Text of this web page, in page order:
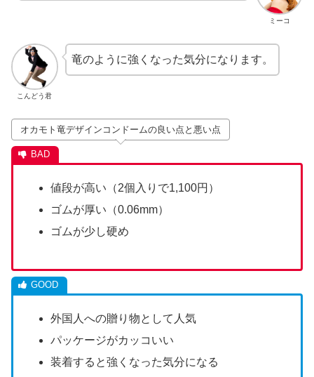
ミーコ
こんどう君
竜のように強くなった気分になります。
オカモト竜デザインコンドームの良い点と悪い点
値段が高い（2個入りで1,100円）
ゴムが厚い（0.06mm）
ゴムが少し硬め
外国人への贈り物として人気
パッケージがカッコいい
装着すると強くなった気分になる